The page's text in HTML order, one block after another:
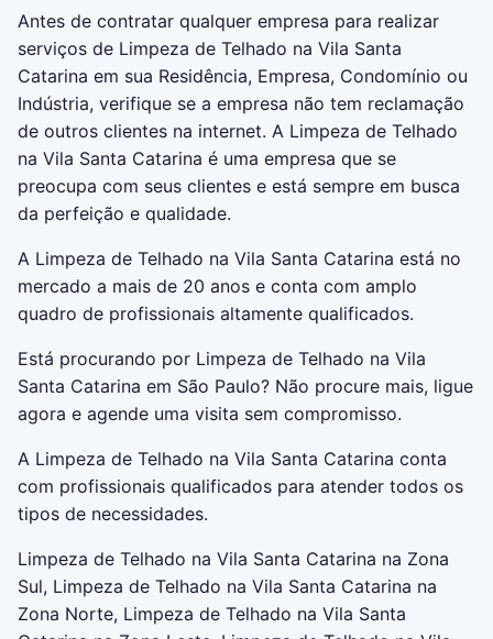
Antes de contratar qualquer empresa para realizar
serviços de Limpeza de Telhado na Vila Santa
Catarina em sua Residência, Empresa, Condomínio ou
Indústria, verifique se a empresa não tem reclamação
de outros clientes na internet. A Limpeza de Telhado
na Vila Santa Catarina é uma empresa que se
preocupa com seus clientes e está sempre em busca
da perfeição e qualidade.
A Limpeza de Telhado na Vila Santa Catarina está no
mercado a mais de 20 anos e conta com amplo
quadro de profissionais altamente qualificados.
Está procurando por Limpeza de Telhado na Vila
Santa Catarina em São Paulo? Não procure mais, ligue
agora e agende uma visita sem compromisso.
A Limpeza de Telhado na Vila Santa Catarina conta
com profissionais qualificados para atender todos os
tipos de necessidades.
Limpeza de Telhado na Vila Santa Catarina na Zona
Sul, Limpeza de Telhado na Vila Santa Catarina na
Zona Norte, Limpeza de Telhado na Vila Santa